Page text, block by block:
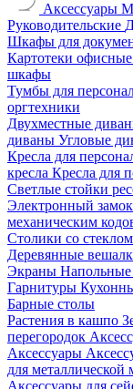
Аксессуары
Руководительские
Шкафы для
Картотеки офисные
шкафы
Тумбы для
оргтехники
Двухместные
диваны Угловые
Кресла для
кресла Кресла для
Светлые стойки
Электронный замок
механическим
Столики со стеклом
Деревянные
Экраны Напольные
Гарнитуры
Барные столы
Растения в кашпо
перегородок
Аксессуары
для металлической
Аксессуары для